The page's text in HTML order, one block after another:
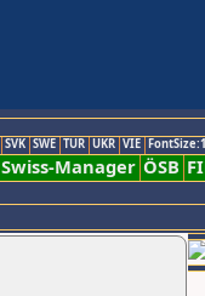
SVK SWE TUR UKR VIE
Swiss-Manager ÖSB